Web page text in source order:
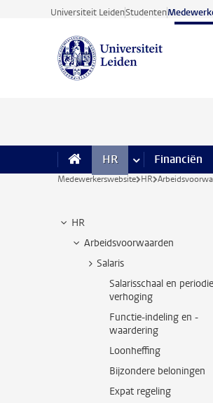
Ga direct naar de inhoud
Universiteit LeidenStudenten
HR meer HR pagina’s
Financiën
Medewerkerswebsite HR
HR
Arbeidsvoorwaarden
Salaris
Salarisschaal en
verhoging
Functie-indeling en -
waardering
Loonheffing
Bijzondere beloningen
Expat regeling